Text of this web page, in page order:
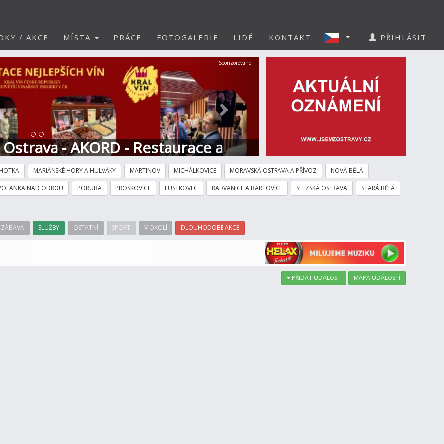
/ AKCE MÍSTA PRÁCE FOTOGALERIE LIDÉ KONTAKT PŘIHLÁSIT
- AKORD - Restaurace a
Další
Sponzorováno
MARIÁNSKÉ HORY A HULVÁKY MARTINOV MICHÁLKOVICE MORAVSKÁ OSTRAVA A PŘÍVOZ NOVÁ BĚLÁ
NAD ODROU PORUBA PROSKOVICE PUSTKOVEC RADVANICE A BARTOVICE SLEZSKÁ OSTRAVA STARÁ BĚLÁ
ZÁBAVA SLUŽBY OSTATNÍ SPORT V OKOLÍ DLOUHODOBÉ AKCE
+ PŘIDAT UDÁLOST MAPA UDÁLOSTÍ
---